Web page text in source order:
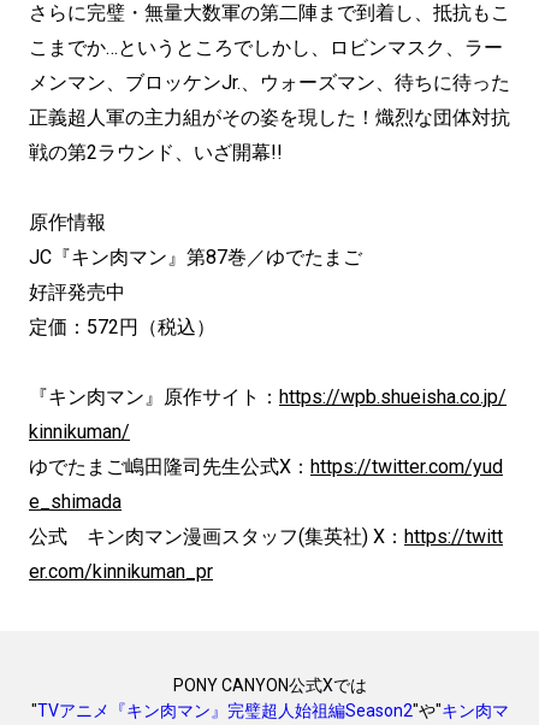
さらに完璧・無量大数軍の第二陣まで到着し、抵抗もこ
こまでか…というところでしかし、ロビンマスク、ラー
メンマン、ブロッケンJr.、ウォーズマン、待ちに待った
正義超人軍の主力組がその姿を現した！熾烈な団体対抗
戦の第2ラウンド、いざ開幕!!
原作情報
JC『キン肉マン』第87巻／ゆでたまご
好評発売中
定価：572円（税込）
『キン肉マン』原作サイト： https://wpb.shueisha.co.jp/
kinnikuman/
ゆでたまご嶋田隆司先生公式X： https://twitter.com/yud
e_shimada
公式 キン肉マン漫画スタッフ(集英社) X： https://twitt
er.com/kinnikuman_pr
PONY CANYON公式Xでは
"TVアニメ『キン肉マン』完璧超人始祖編Season2"や"キン肉マ